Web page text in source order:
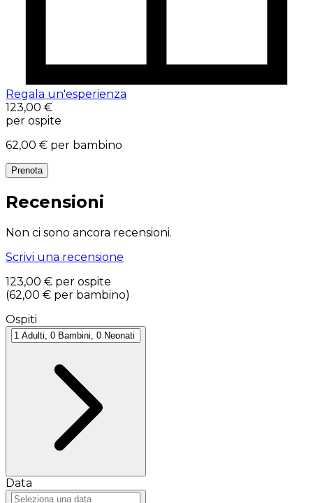
Regala un'esperienza
123,00 €
per ospite
62,00 € per bambino
Prenota
Recensioni
Non ci sono ancora recensioni.
Scrivi una recensione
123,00 € per ospite
(62,00 € per bambino)
Ospiti
Data